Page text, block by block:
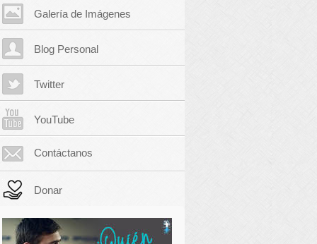
Galería de Imágenes
Blog Personal
Twitter
YouTube
Contáctanos
Donar